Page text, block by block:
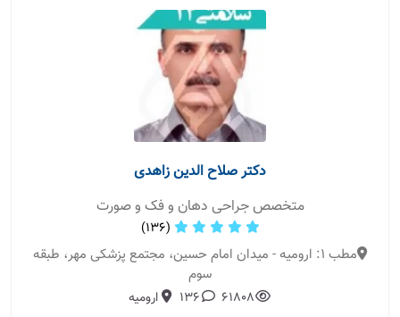
دکتر صلاح الدین زاهدی
متخصص جراحی دهان و فک و صورت
(136)
مطب 1: ارومیه - میدان امام حسین، مجتمع پزشکی مهر، طبقه
سوم
61808
136 ارومیه